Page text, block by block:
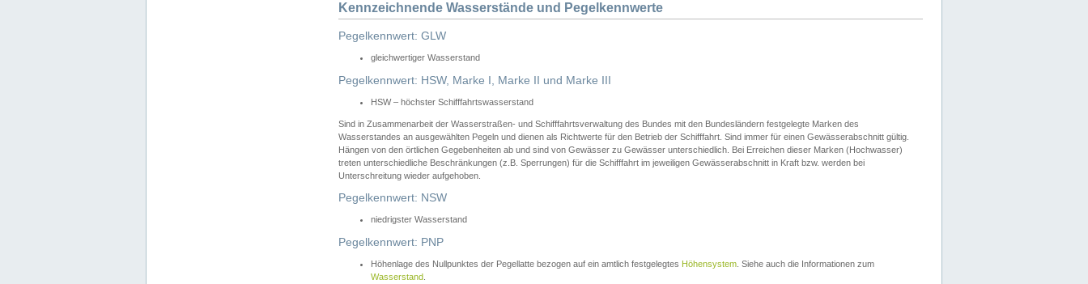
Kennzeichnende Wasserstände und Pegelkennwerte
Pegelkennwert: GLW
gleichwertiger Wasserstand
Pegelkennwert: HSW, Marke I, Marke II und Marke III
HSW – höchster Schifffahrtswasserstand
Sind in Zusammenarbeit der Wasserstraßen- und Schifffahrtsverwaltung des Bundes mit den Bundesländern festgelegte Marken des
Wasserstandes an ausgewählten Pegeln und dienen als Richtwerte für den Betrieb der Schifffahrt. Sind immer für einen Gewässerabschnitt gültig.
Hängen von den örtlichen Gegebenheiten ab und sind von Gewässer zu Gewässer unterschiedlich. Bei Erreichen dieser Marken (Hochwasser)
treten unterschiedliche Beschränkungen (z.B. Sperrungen) für die Schifffahrt im jeweiligen Gewässerabschnitt in Kraft bzw. werden bei
Unterschreitung wieder aufgehoben.
Pegelkennwert: NSW
niedrigster Wasserstand
Pegelkennwert: PNP
Höhenlage des Nullpunktes der Pegellatte bezogen auf ein amtlich festgelegtes Höhensystem . Siehe auch die Informationen zum
Wasserstand